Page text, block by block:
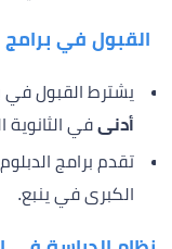
القبول في برامج
يشترط القبول في
أدنى في الثانوية
تقدم برامج
الكبرى في ينبع.